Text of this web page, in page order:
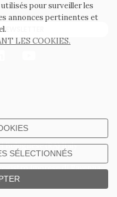
Bolognese (RA) Italy
imprese di Ravenna
Sociale Euro 20.000.000 i.v.
pour surveiller les
annonces pertinentes et
LES COOKIES.
SÉLECTIONNÉS